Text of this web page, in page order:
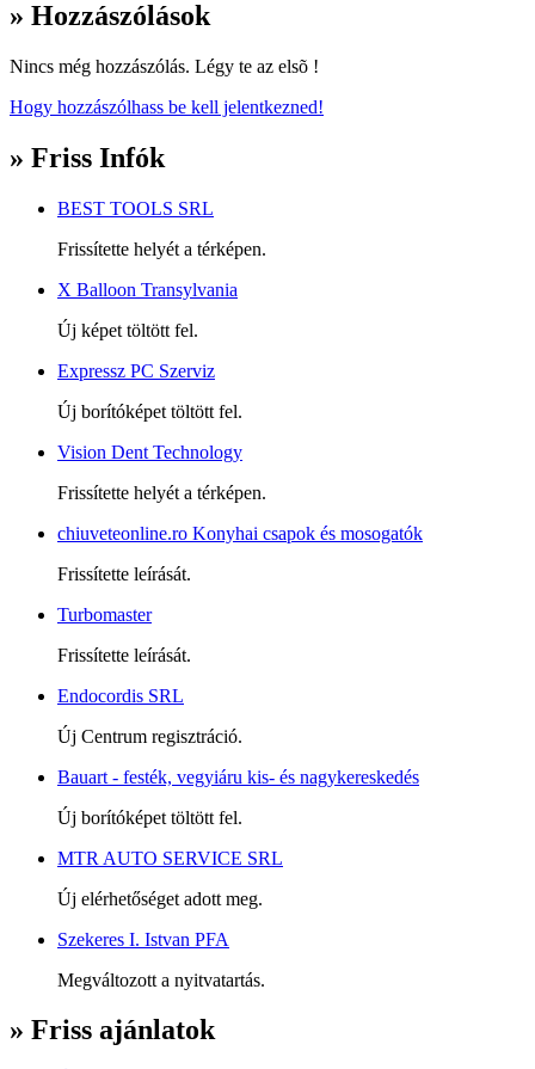
» Hozzászólások
Nincs még hozzászólás. Légy te az elsõ !
Hogy hozzászólhass be kell jelentkezned!
» Friss Infók
BEST TOOLS SRL
Frissítette helyét a térképen.
X Balloon Transylvania
Új képet töltött fel.
Expressz PC Szerviz
Új borítóképet töltött fel.
Vision Dent Technology
Frissítette helyét a térképen.
chiuveteonline.ro Konyhai csapok és mosogatók
Frissítette leírását.
Turbomaster
Frissítette leírását.
Endocordis SRL
Új Centrum regisztráció.
Bauart - festék, vegyiáru kis- és nagykereskedés
Új borítóképet töltött fel.
MTR AUTO SERVICE SRL
Új elérhetőséget adott meg.
Szekeres I. Istvan PFA
Megváltozott a nyitvatartás.
» Friss ajánlatok